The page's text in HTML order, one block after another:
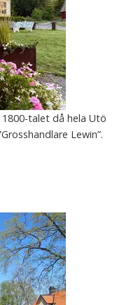
talet då hela Utö
Lewin”.